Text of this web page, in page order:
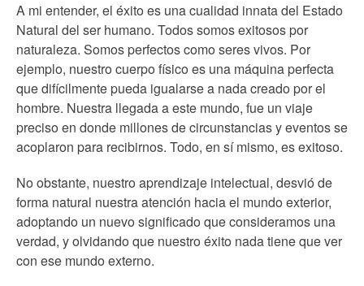
A mi entender, el éxito es una cualidad innata del Estado
Natural del ser humano. Todos somos exitosos por
naturaleza. Somos perfectos como seres vivos. Por
ejemplo, nuestro cuerpo físico es una máquina perfecta
que difícilmente pueda igualarse a nada creado por el
hombre. Nuestra llegada a este mundo, fue un viaje
preciso en donde millones de circunstancias y eventos se
acoplaron para recibirnos. Todo, en sí mismo, es exitoso.
No obstante, nuestro aprendizaje intelectual, desvió de
forma natural nuestra atención hacia el mundo exterior,
adoptando un nuevo significado que consideramos una
verdad, y olvidando que nuestro éxito nada tiene que ver
con ese mundo externo.